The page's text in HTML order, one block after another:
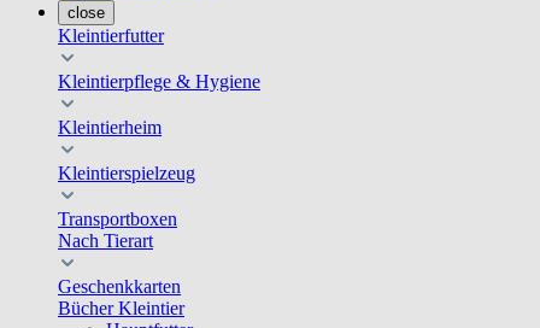
close
Kleintierfutter
Kleintierpflege & Hygiene
Kleintierheim
Kleintierspielzeug
Transportboxen
Nach Tierart
Geschenkkarten
Bücher Kleintier